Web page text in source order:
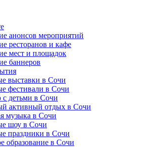
анонсов мероприятий
ресторанов и кафе
мест и площадок
баннеров
выставки в Сочи
фестивали в Сочи
с детьми в Сочи
активный отдых в Сочи
музыка в Сочи
шоу в Сочи
праздники в Сочи
образование в Сочи